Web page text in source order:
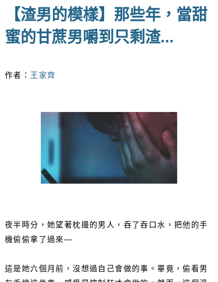
【渣男的模樣】那些年，當甜
蜜的甘蔗男嚼到只剩渣...
作者： 王家齊
夜半時分，她望著枕邊的男人，吞了吞口水，把他的手
機偷偷拿了過來—
這是她六個月前，沒想過自己會做的事。畢竟，偷看男